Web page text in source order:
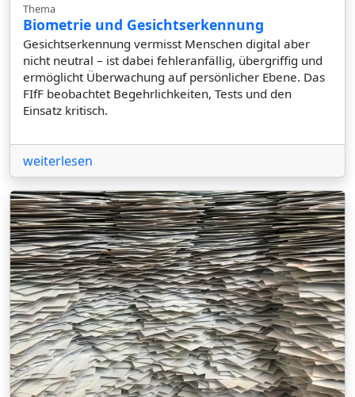
Thema
Biometrie und Gesichtserkennung
Gesichtserkennung vermisst Menschen digital aber
nicht neutral – ist dabei fehleranfällig, übergriffig und
ermöglicht Überwachung auf persönlicher Ebene. Das
FIfF beobachtet Begehrlichkeiten, Tests und den
Einsatz kritisch.
weiterlesen